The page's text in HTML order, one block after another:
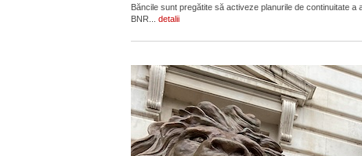
Băncile sunt pregătite să activeze planurile de continuitate
BNR... detalii